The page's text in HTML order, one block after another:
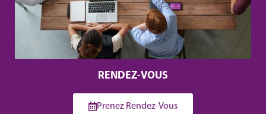
RENDEZ-VOUS
Prenez Rendez-Vous